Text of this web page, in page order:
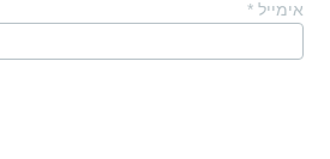
אימייל *